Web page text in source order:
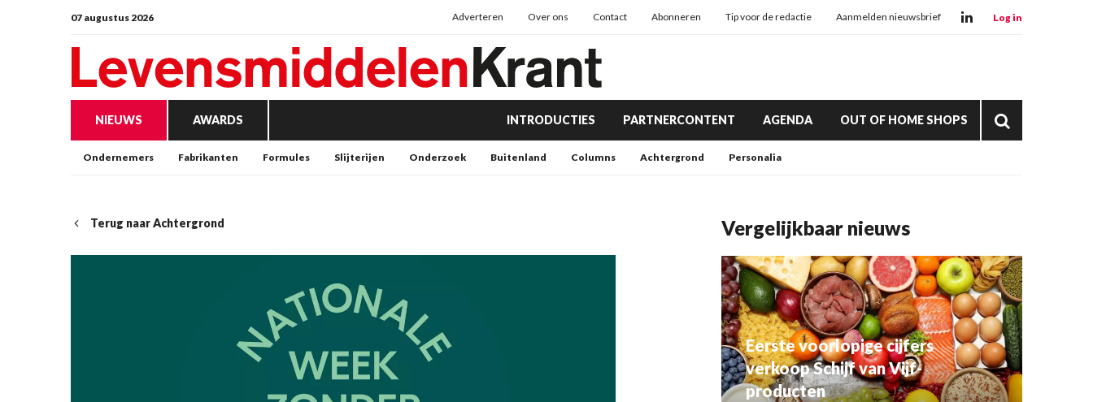
07 augustus 2026 Adverteren Over ons Contact Abonneren Tip voor de redactie Aanmelden nieuwsbrief Log in
NIEUWS AWARDS INTRODUCTIES PARTNERCONTENT AGENDA OUT OF HOME SHOPS
Ondernemers Fabrikanten Formules Slijterijen Onderzoek Buitenland Columns Achtergrond Personalia
Terug naar Achtergrond Vergelijkbaar nieuws
Eerste voorlopige cijfers
verkoop Schijf van Vijf-
producten